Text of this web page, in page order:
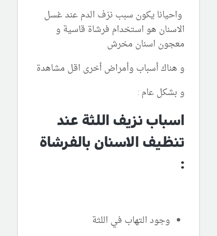
واحيانا يكون سبب نزف الدم عند غسل
الاسنان هو استخدام فرشاة قاسية و
معجون اسنان مخرش
و هناك أسباب وأمراض أخرى اقل مشاهدة
و بشكل عام :
اسباب نزيف اللثة عند
تنظيف الاسنان بالفرشاة
:
وجود التهاب في اللثة